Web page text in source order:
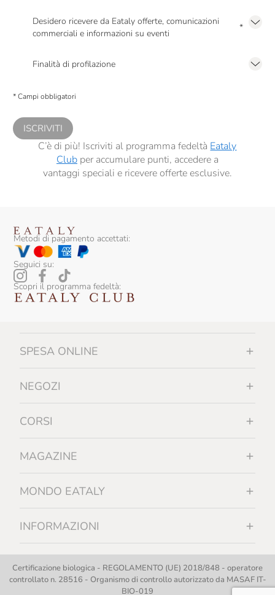
Desidero ricevere da Eataly offerte, comunicazioni
commerciali e informazioni su eventi
*
Finalità di profilazione
comunicazioni commerciali personalizzate, in caso di consenso prestato ai
* Campi obbligatori
ISCRIVITI
C’è di più! Iscriviti al programma fedeltà Eataly
Clubper accumulare punti, accedere a
vantaggi speciali e ricevere offerte esclusive.
Metodi di pagamento accettati:
Seguici su:
Scopri il programma fedeltà:
SPESA ONLINE
NEGOZI
CORSI
MAGAZINE
MONDO EATALY
INFORMAZIONI
Certificazione biologica - REGOLAMENTO (UE) 2018/848 - operatore
controllato n. 28516 - Organismo di controllo autorizzato da MASAF IT-
BIO-019